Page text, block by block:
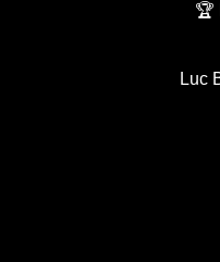
🏆
Luc